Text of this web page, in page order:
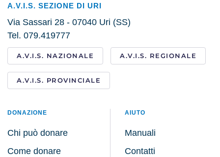
A.V.I.S. SEZIONE DI URI
Via Sassari 28 - 07040 Uri (SS)
Tel. 079.419777
A.V.I.S. NAZIONALE A.V.I.S. REGIONALE
A.V.I.S. PROVINCIALE
DONAZIONE
Chi può donare
Come donare
AIUTO
Manuali
Contatti